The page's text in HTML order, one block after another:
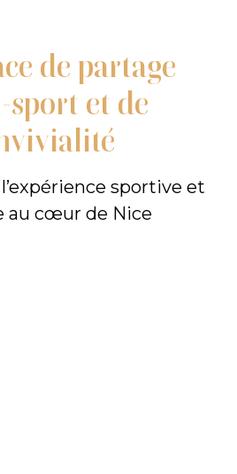
de partage
et de
sportive et
au cœur de Nice